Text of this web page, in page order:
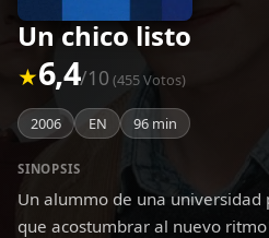
Un chico listo
★6,4/10 (455 Votos)
2006 EN 96 min
SINOPSIS
Un alummo de una
que acostumbrar al nuevo